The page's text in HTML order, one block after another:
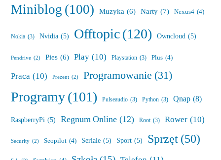
Miniblog (100) Muzyka (6) Narty (7) Nexus4 (4)
Nokia (3) Nvidia (5) Offtopic(120) Owncloud (5)
Pendrive (2) Pies (6) Play (10) Playstation (3) Plus (4)
Praca (10) Prezent (2) Programowanie (31)
Programy(101) Pulseaudio (3) Python (3) Qnap (8)
RaspberryPi (5) Regnum Online (12) Root (3) Rower (10)
Security (2) Seopilot (4) Seriale (5) Sport (5) Sprzęt(50)